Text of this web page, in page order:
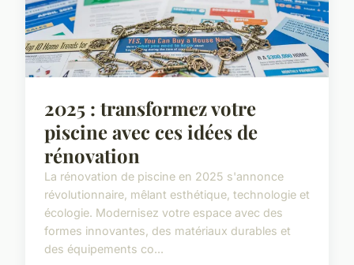
2025 : transformez votre
piscine avec ces idées de
rénovation
La rénovation de piscine en 2025 s'annonce
révolutionnaire, mêlant esthétique, technologie et
écologie. Modernisez votre espace avec des
formes innovantes, des matériaux durables et
des équipements co...